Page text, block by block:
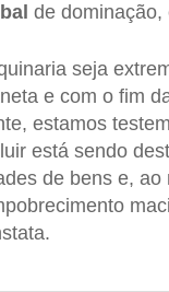
de dominação,
seja
e com o fim
estamos
está sendo
de bens e,